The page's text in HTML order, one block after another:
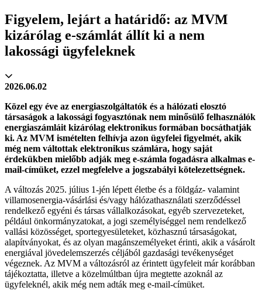
Figyelem, lejárt a határidő: az MVM
kizárólag e-számlát állít ki a nem
lakossági ügyfeleknek
2026.06.02
Közel egy éve az energiaszolgáltatók és a hálózati elosztó
társaságok a lakossági fogyasztónak nem minősülő felhasználók
energiaszámláit kizárólag elektronikus formában bocsáthatják
ki. Az MVM ismételten felhívja azon ügyfelei figyelmét, akik
még nem váltottak elektronikus számlára, hogy saját
érdekükben mielőbb adják meg e-számla fogadásra alkalmas e-
mail-címüket, ezzel megfelelve a jogszabályi kötelezettségnek.
A változás 2025. július 1-jén lépett életbe és a földgáz- valamint
villamosenergia-vásárlási és/vagy hálózathasználati szerződéssel
rendelkező egyéni és társas vállalkozásokat, egyéb szervezeteket,
például önkormányzatokat, a jogi személyiséggel nem rendelkező
vallási közösséget, sportegyesületeket, közhasznú társaságokat,
alapítványokat, és az olyan magánszemélyeket érinti, akik a vásárolt
energiával jövedelemszerzés céljából gazdasági tevékenységet
végeznek. Az MVM a változásról az érintett ügyfeleit már korábban
tájékoztatta, illetve a közelmúltban újra megtette azoknál az
ügyfeleknél, akik még nem adták meg e-mail-címüket.